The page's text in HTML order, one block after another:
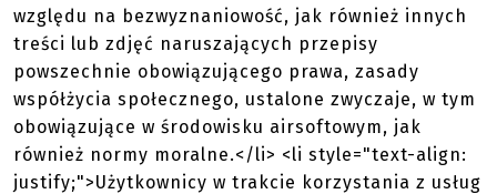
względu na bezwyznaniowość, jak również innych
treści lub zdjęć naruszających przepisy
powszechnie obowiązującego prawa, zasady
współżycia społecznego, ustalone zwyczaje, w tym
obowiązujące w środowisku airsoftowym, jak
również normy moralne.</li> <li style="text-align:
justify;">Użytkownicy w trakcie korzystania z usług